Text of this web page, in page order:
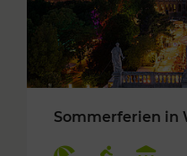
Sommerferien in